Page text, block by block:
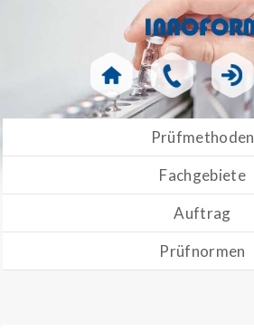
Prüfmethoden
Fachgebiete
Auftrag
Prüfnormen